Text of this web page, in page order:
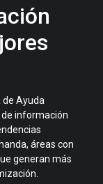
de Ayuda
información
áreas con
generan más